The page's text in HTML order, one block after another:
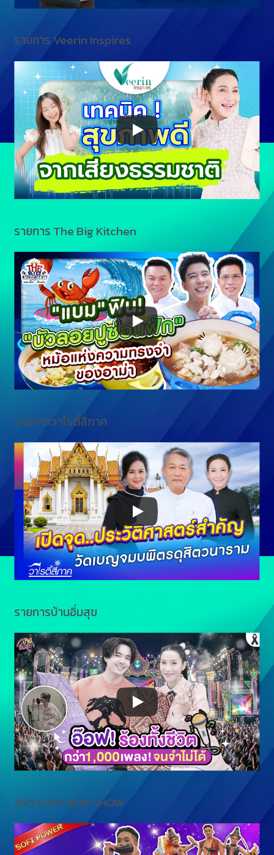
รายการ Veerin Inspires
รายการ The Big Kitchen
รายการวาไรตี้สี่ภาค
รายการบ้านอิ่มสุข
360 องศา NEW SHOW